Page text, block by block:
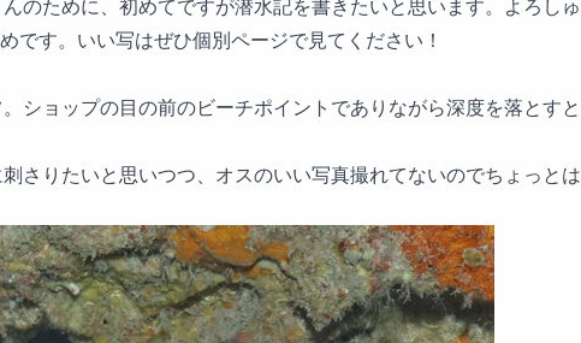
のために、初めてですが潜水記を書きたいと思います。よろし
です。いい写はぜひ個別ページで見てください！
ショップの目の前のビーチポイントでありながら深度を落とす
さりたいと思いつつ、オスのいい写真撮れてないのでちょっと